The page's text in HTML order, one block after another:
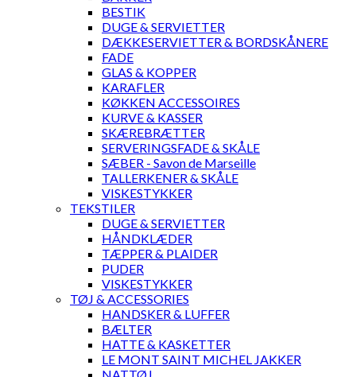
BESTIK
DUGE & SERVIETTER
DÆKKESERVIETTER & BORDSKÅNERE
FADE
GLAS & KOPPER
KARAFLER
KØKKEN ACCESSOIRES
KURVE & KASSER
SKÆREBRÆTTER
SERVERINGSFADE & SKÅLE
SÆBER - Savon de Marseille
TALLERKENER & SKÅLE
VISKESTYKKER
TEKSTILER
DUGE & SERVIETTER
HÅNDKLÆDER
TÆPPER & PLAIDER
PUDER
VISKESTYKKER
TØJ & ACCESSORIES
HANDSKER & LUFFER
BÆLTER
HATTE & KASKETTER
LE MONT SAINT MICHEL JAKKER
NATTØJ